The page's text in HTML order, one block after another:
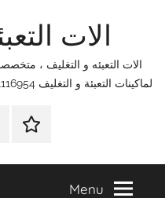
الات
الات التعبئه و التغليف ،
لماكينات التعبئة و التغليف 01211116954 – 01211116956 – 01211116958
Menu